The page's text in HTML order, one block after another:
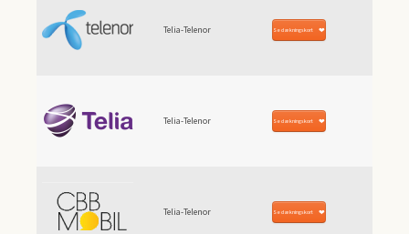
Telia-Telenor Se dækningskort
Telia-Telenor Se dækningskort
Telia-Telenor Se dækningskort